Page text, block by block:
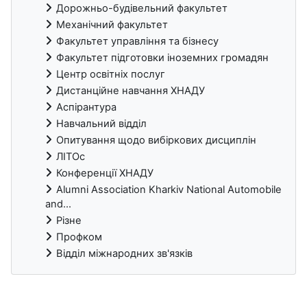
Дорожньо-будівельний факультет
Механічний факультет
Факультет управління та бізнесу
Факультет підготовки іноземних громадян
Центр освітніх послуг
Дистанційне навчання ХНАДУ
Аспірантура
Навчальний відділ
Опитування щодо вибіркових дисциплін
ЛІТОс
Конференції ХНАДУ
Alumni Association Kharkiv National Automobile
and...
Різне
Профком
Відділ міжнародних зв'язків